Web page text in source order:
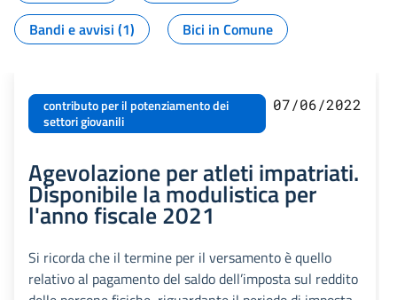
Bandi e avvisi (1)
Bici in Comune
contributo per il potenziamento dei
settori giovanili
07/06/2022
Agevolazione per atleti impatriati.
Disponibile la modulistica per
l'anno fiscale 2021
Si ricorda che il termine per il versamento è quello
relativo al pagamento del saldo dell’imposta sul reddito